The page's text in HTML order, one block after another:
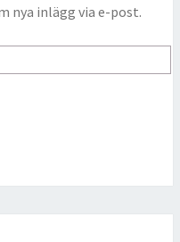
nya inlägg via e-post.